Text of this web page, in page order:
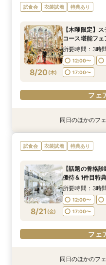
8/17(月)
【話題の骨格
優待＆1件目特典
12:00〜
17:00〜
フェ
8/17(月)
【LGBTQカッ
の形◇LGBT検
所要時間：3時
17:00〜
フェ
試食会 衣装試着 特典あり
8/20 (木)
【木曜限定】
コース堪能フェ
所要時間：3時
12:00〜
17:00〜
フェ
衣装試着 特典あり
8/20(木)
＜初見学にお
じっくり相談会
12:00〜
17:00〜
フェ
特典あり
8/20(木)
【LGBTQカッ
の形◇LGBT検
所要時間：3時
17:00〜
フェ
同日のほかのフ
試食会 衣装試着 特典あり
8/21 (金)
【話題の骨格
優待＆1件目特典
所要時間：3時
12:00〜
17:00〜
フェ
衣装試着 特典あり
特典あり同日のほかのフ